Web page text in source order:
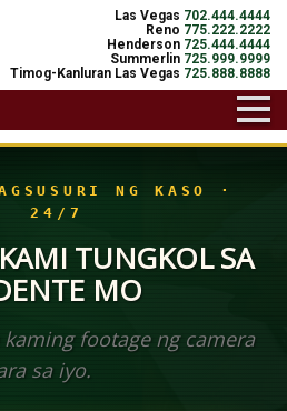
Las Vegas 702.444.4444
Reno 775.222.2222
Henderson 725.444.4444
Summerlin 725.999.9999
Timog-Kanluran Las Vegas 725.888.8888
NG KASO ·
24/7
TUNGKOL SA
MO
footage ng camera
sa iyo.